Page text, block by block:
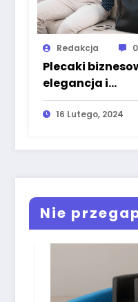
Redakcja 0
Plecaki
elegancja i
funkcjonalność
świecie biznesu
16 Lutego, 2024
Nie